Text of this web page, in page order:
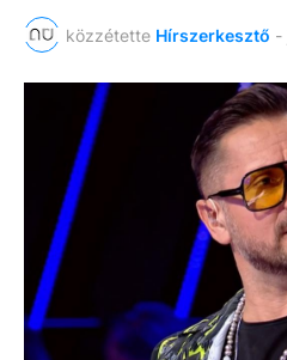
közzétette Hírszerkesztő -